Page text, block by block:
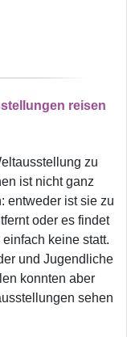
reisen
zu
ist nicht ganz
entweder ist sie zu
oder es findet
keine statt.
und Jugendliche
konnten aber
sehen